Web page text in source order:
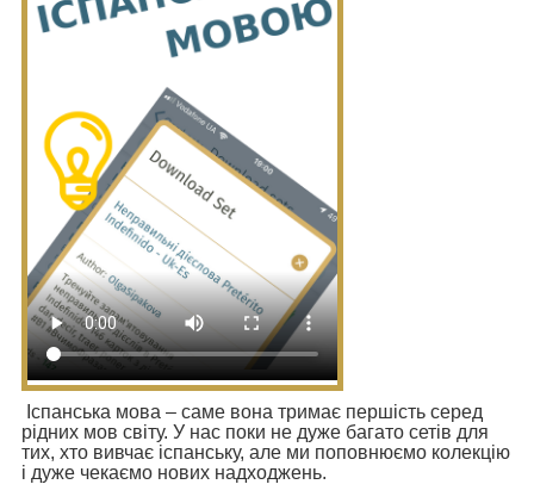
Іспанська мова – саме вона тримає першість серед
рідних мов світу. У нас поки не дуже багато сетів для
тих, хто вивчає іспанську, але ми поповнюємо колекцію
і дуже чекаємо нових надходжень.